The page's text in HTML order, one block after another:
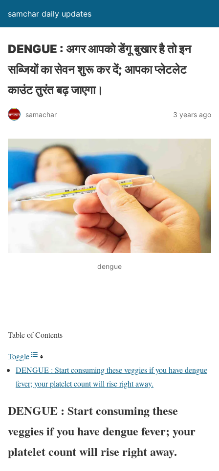
samchar daily updates
DENGUE : अगर आपको डेंगू बुखार है तो इन
सब्जियों का सेवन शुरू कर दें; आपका प्लेटलेट
काउंट तुरंत बढ़ जाएगा।
samachar 3 years ago
dengue
Table of Contents
Toggle
DENGUE : Start consuming these veggies if you have dengue
fever; your platelet count will rise right away.
DENGUE : Start consuming these
veggies if you have dengue fever; your
platelet count will rise right away.